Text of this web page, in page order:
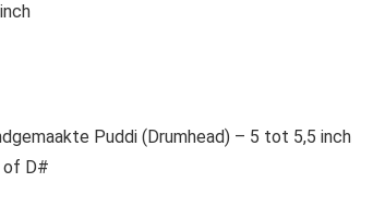
Puddi (Drumhead) – 5 tot 5,5 inch
of D#